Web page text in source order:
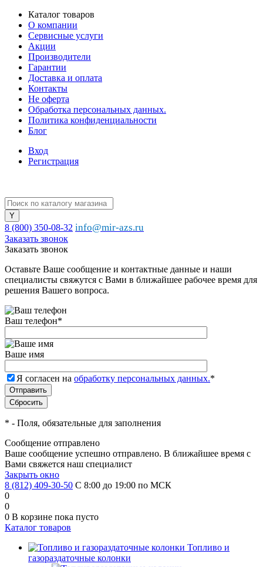
Каталог товаров
О компании
Сервисные услуги
Акции
Производители
Гарантии
Доставка и оплата
Контакты
Не оферта
Обработка персональных данных.
Политика конфиденциальности
Блог
Вход
Регистрация
8 (800) 350-08-32 info@mir-azs.ru
Заказать звонок
Заказать звонок
Оставьте Ваше сообщение и контактные данные и наши
специалисты свяжутся с Вами в ближайшее рабочее время для
решения Вашего вопроса.
Ваш телефон*
Ваше имя
Я согласен на обработку персональных данных.*
* - Поля, обязательные для заполнения
Сообщение отправлено
Ваше сообщение успешно отправлено. В ближайшее время с
Вами свяжется наш специалист
Закрыть окно
8 (812) 409-30-50 С 8:00 до 19:00 по МСК
0
0
0 В корзине пока пусто
Каталог товаров
Топливо и
газораздаточные колонки